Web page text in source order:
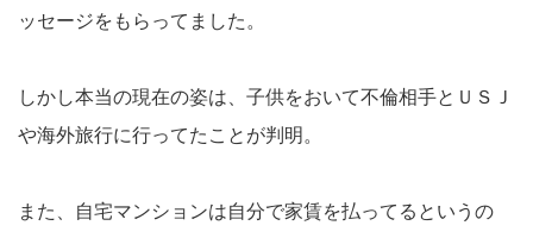
ッセージをもらってました。
しかし本当の現在の姿は、子供をおいて不倫相手とＵＳＪ
や海外旅行に行ってたことが判明。
また、自宅マンションは自分で家賃を払ってるというの